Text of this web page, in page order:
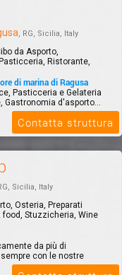
, RG, Sicilia, Italy
da Asporto,
Ristorante,
di marina di Ragusa
Pasticceria e Gelateria
d'asporto...
Contatta struttura
Sicilia, Italy
Osteria, Preparati
food, Stuzzicheria, Wine
da più di
con le nostre